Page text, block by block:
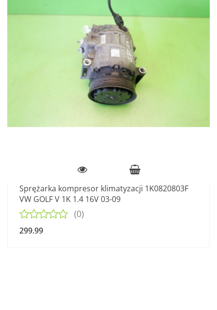
Sprężarka kompresor klimatyzacji 1K0820803F
VW GOLF V 1K 1.4 16V 03-09
(0)
299.99